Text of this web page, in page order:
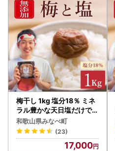
梅干し 1kg 塩分18％ ミネ
ラル豊かな天日塩だけで漬
けた梅干し 【umehkr00
5A】
和歌山県みなべ町
(23)
17,000